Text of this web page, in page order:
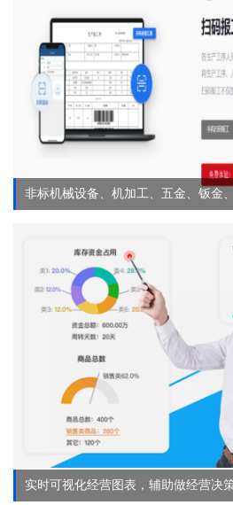
非标机械设备、机加工、五金、钣金
实时可视化经营图表，辅助做经营决